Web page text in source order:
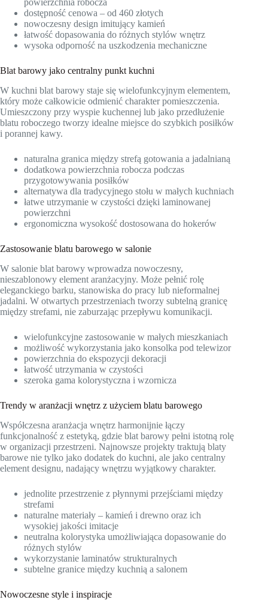
powierzchnia robocza
dostępność cenowa – od 460 złotych
nowoczesny design imitujący kamień
łatwość dopasowania do różnych stylów wnętrz
wysoka odporność na uszkodzenia mechaniczne
Blat barowy jako centralny punkt kuchni
W kuchni blat barowy staje się wielofunkcyjnym elementem,
który może całkowicie odmienić charakter pomieszczenia.
Umieszczony przy wyspie kuchennej lub jako przedłużenie
blatu roboczego tworzy idealne miejsce do szybkich posiłków
i porannej kawy.
naturalna granica między strefą gotowania a jadalnianą
dodatkowa powierzchnia robocza podczas
przygotowywania posiłków
alternatywa dla tradycyjnego stołu w małych kuchniach
łatwe utrzymanie w czystości dzięki laminowanej
powierzchni
ergonomiczna wysokość dostosowana do hokerów
Zastosowanie blatu barowego w salonie
W salonie blat barowy wprowadza nowoczesny,
nieszablonowy element aranżacyjny. Może pełnić rolę
eleganckiego barku, stanowiska do pracy lub nieformalnej
jadalni. W otwartych przestrzeniach tworzy subtelną granicę
między strefami, nie zaburzając przepływu komunikacji.
wielofunkcyjne zastosowanie w małych mieszkaniach
możliwość wykorzystania jako konsolka pod telewizor
powierzchnia do ekspozycji dekoracji
łatwość utrzymania w czystości
szeroka gama kolorystyczna i wzornicza
Trendy w aranżacji wnętrz z użyciem blatu barowego
Współczesna aranżacja wnętrz harmonijnie łączy
funkcjonalność z estetyką, gdzie blat barowy pełni istotną rolę
w organizacji przestrzeni. Najnowsze projekty traktują blaty
barowe nie tylko jako dodatek do kuchni, ale jako centralny
element designu, nadający wnętrzu wyjątkowy charakter.
jednolite przestrzenie z płynnymi przejściami między
strefami
naturalne materiały – kamień i drewno oraz ich
wysokiej jakości imitacje
neutralna kolorystyka umożliwiająca dopasowanie do
różnych stylów
wykorzystanie laminatów strukturalnych
subtelne granice między kuchnią a salonem
Nowoczesne style i inspiracje